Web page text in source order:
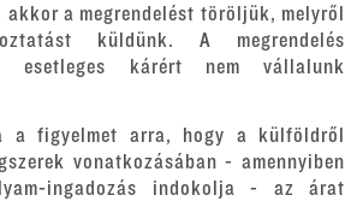
akkor a megrendelést töröljük, melyről
küldünk. A megrendelés
esetleges kárért nem vállalunk
a figyelmet arra, hogy a külföldről
vonatkozásában - amennyiben
ingadozás indokolja - az árat